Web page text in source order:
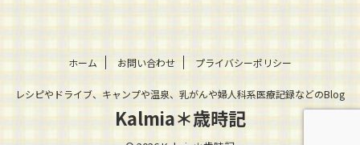
ホーム お問い合わせ プライバシーポリシー
レシピやドライブ、キャンプや温泉、乳がんや婦人科系医療記録などのBlog
Kalmia＊歳時記